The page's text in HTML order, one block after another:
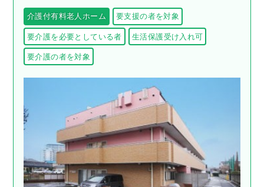
介護付有料老人ホーム 要支援の者を対象
要介護を必要としている者 生活保護受け入れ可
要介護の者を対象